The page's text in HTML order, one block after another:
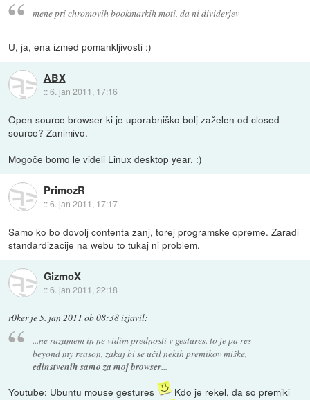
mene pri chromovih bookmarkih moti, da ni dividerjev
U, ja, ena izmed pomankljivosti :)
ABX
::6. jan 2011, 17:16
Open source browser ki je uporabniško bolj zaželen od closed
source? Zanimivo.
Mogoče bomo le videli Linux desktop year. :)
PrimozR
::6. jan 2011, 17:17
Samo ko bo dovolj contenta zanj, torej programske opreme. Zaradi
standardizacije na webu to tukaj ni problem.
GizmoX
::6. jan 2011, 22:18
r0kerje5. jan 2011 ob 08:38izjavil:
...ne razumem in ne vidim prednosti v gestures. to je pa res
beyond my reason, zakaj bi se učil nekih premikov miške,
edinstvenih samo za moj browser...
Youtube: Ubuntu mouse gestures Kdo je rekel, da so premiki